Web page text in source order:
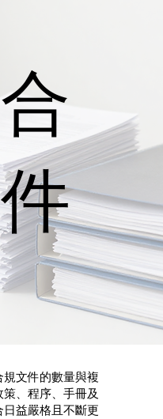
文件的數量與複
、程序、手冊及
益嚴格且不斷更